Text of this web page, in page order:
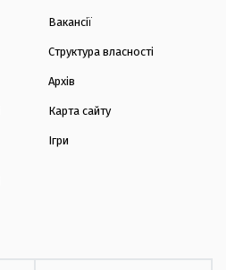
Вакансії
Структура власності
Архів
Карта сайту
Ігри